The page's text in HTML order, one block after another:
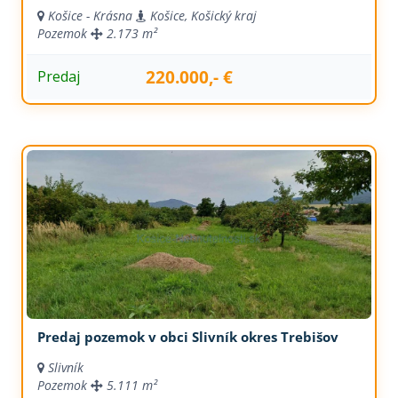
Košice - Krásna
Košice, Košický kraj
Pozemok
2.173 m²
Predaj 220.000,- €
Predaj pozemok v obci Slivník okres Trebišov
Slivník
Pozemok
5.111 m²